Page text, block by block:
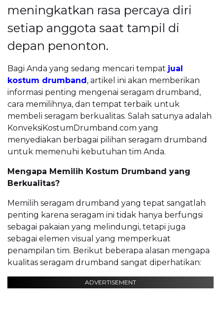
meningkatkan rasa percaya diri
setiap anggota saat tampil di
depan penonton.
Bagi Anda yang sedang mencari tempat jual
kostum drumband, artikel ini akan memberikan
informasi penting mengenai seragam drumband,
cara memilihnya, dan tempat terbaik untuk
membeli seragam berkualitas. Salah satunya adalah
KonveksiKostumDrumband.com yang
menyediakan berbagai pilihan seragam drumband
untuk memenuhi kebutuhan tim Anda.
Mengapa Memilih Kostum Drumband yang
Berkualitas?
Memilih seragam drumband yang tepat sangatlah
penting karena seragam ini tidak hanya berfungsi
sebagai pakaian yang melindungi, tetapi juga
sebagai elemen visual yang memperkuat
penampilan tim. Berikut beberapa alasan mengapa
kualitas seragam drumband sangat diperhatikan:
ADVERTISEMENT